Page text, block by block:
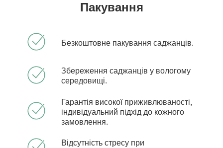
Пакування
Безкоштовне пакування саджанців.
Збереження саджанців у вологому
середовищі.
Гарантія високої приживлюваності,
індивідуальний підхід до кожного
замовлення.
Відсутність стресу при